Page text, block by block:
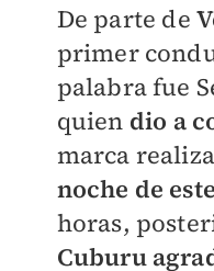
De parte de
primer
palabra fue
quien dio a
marca
noche de
horas,
Cuburu